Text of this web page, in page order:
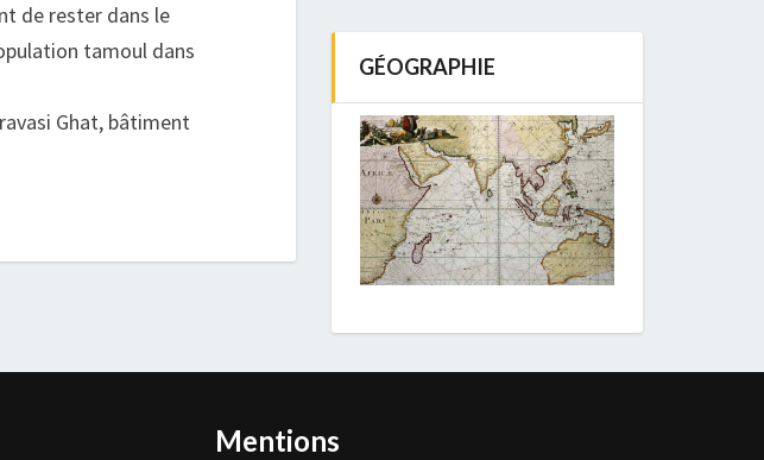
de rester dans le
tamoul dans
Ghat, bâtiment
GÉOGRAPHIE
Mentions